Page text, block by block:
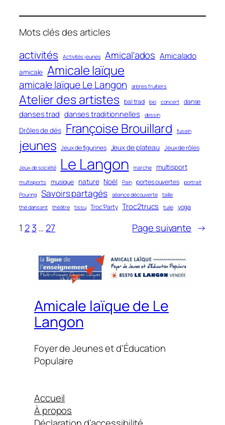
Mots clés des articles
activités Activités jeunes Amical'ados Amicalado
amicale Amicale laïque
amicale laïque Le Langon arbres fruitiers
Atelier des artistes bal trad bio concert danse
danses trad danses traditionnelles dessin
Drôles de dés Françoise Brouillard fusain
jeunes Jeux de figurines Jeux de plateau Jeux de rôles
Jeux de société Le Langon marche multisport
multisports musique nature Noël Pain portes ouvertes
portrait
Pouring
Savoirs partagés séance découverte
taille
thé dansant
théâtre tissu Troc'Party Troc2trucs tuile yoga
1 2 3… 27 Page suivante →
Amicale laïque de Le
Langon
Foyer de Jeunes et d'Éducation
Populaire
Accueil
À propos